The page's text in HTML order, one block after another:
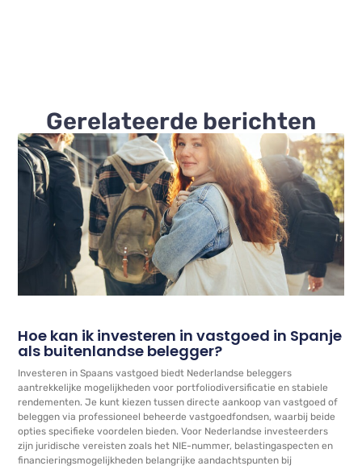
Gerelateerde berichten
Hoe kan ik investeren in vastgoed in Spanje
als buitenlandse belegger?
Investeren in Spaans vastgoed biedt Nederlandse beleggers
aantrekkelijke mogelijkheden voor portfoliodiversificatie en stabiele
rendementen. Je kunt kiezen tussen directe aankoop van vastgoed of
beleggen via professioneel beheerde vastgoedfondsen, waarbij beide
opties specifieke voordelen bieden. Voor Nederlandse investeerders
zijn juridische vereisten zoals het NIE-nummer, belastingaspecten en
financieringsmogelijkheden belangrijke aandachtspunten bij